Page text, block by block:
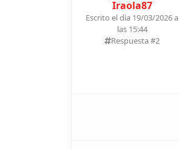
Iraola87
Escrito el día 19/03/2026 a
las 15:44
Respuesta #2